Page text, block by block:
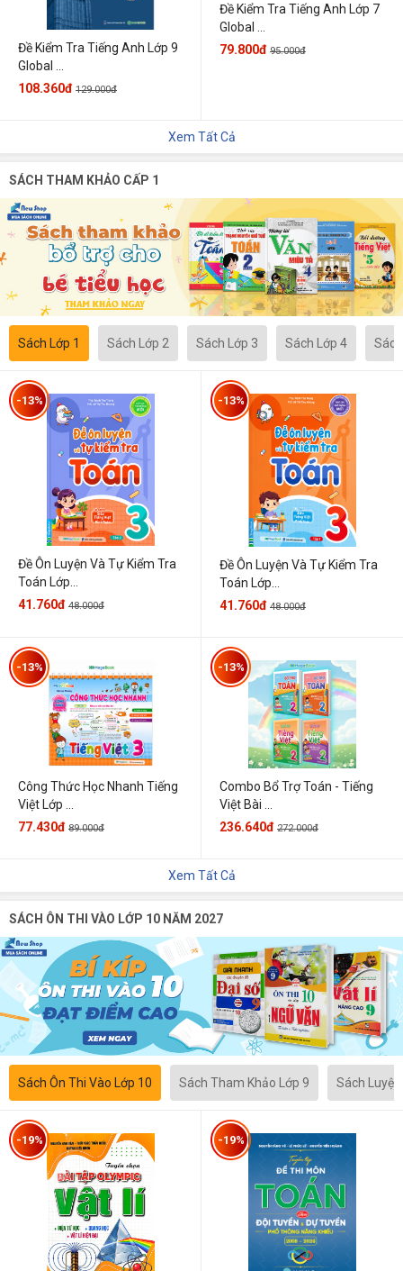
Đề Kiểm Tra Tiếng Anh Lớp 9
Global ...
108.360đ 129.000đ
Đề Kiểm Tra Tiếng Anh Lớp 7
Global ...
79.800đ 95.000đ
Xem Tất Cả
SÁCH THAM KHẢO CẤP 1
Sách Lớp 1 Sách Lớp 2 Sách Lớp 3 Sách Lớp 4
Đề Ôn Luyện Và Tự Kiểm Tra
Toán Lớp...
-13%
41.760đ 48.000đ
Đề Ôn Luyện Và Tự Kiểm Tra
Toán Lớp...
-13%
41.760đ 48.000đ
Công Thức Học Nhanh Tiếng
Việt Lớp ...
-13%
77.430đ 89.000đ
Combo Bổ Trợ Toán - Tiếng
Việt Bài ...
-13%
236.640đ 272.000đ
Xem Tất Cả
SÁCH ÔN THI VÀO LỚP 10 NĂM 2027
Sách Ôn Thi Vào Lớp 10 Sách Tham Khảo Lớp 9 Sách
-19% -19%